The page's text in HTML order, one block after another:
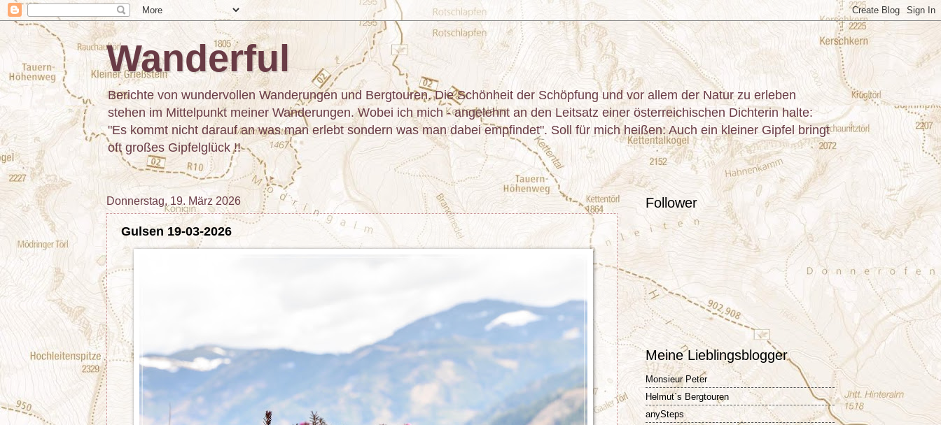
Wanderful
Berichte von wundervollen Wanderungen und Bergtouren. Die Schönheit der Schöpfung und vor allem der Natur zu erleben
stehen im Mittelpunkt meiner Wanderungen. Wobei ich mich - angelehnt an den Leitsatz einer österreichischen Dichterin halte:
"Es kommt nicht darauf an was man erlebt sondern was man dabei empfindet". Soll für mich heißen: Auch ein kleiner Gipfel bringt
oft großes Gipfelglück !!
Donnerstag, 19. März 2026
Gulsen 19-03-2026
Follower
Meine Lieblingsblogger
Monsieur Peter
Helmut`s Bergtouren
anySteps